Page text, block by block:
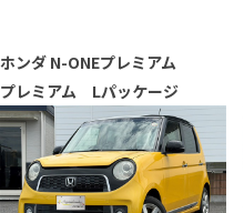
ホンダ N-ONEプレミアム
プレミアム Lパッケージ